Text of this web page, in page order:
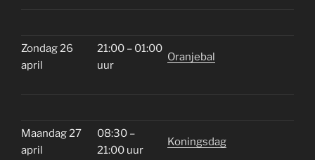
Zondag 26
april
21:00 – 01:00
uur
Oranjebal
Maandag 27
april
08:30 –
21:00 uur
Koningsdag